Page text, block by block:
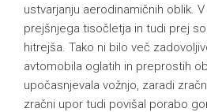
ustvarjanju aerodinamičnih oblik.
prejšnjega tisočletja in tudi prej
hitrejša. Tako ni bilo več
avtomobila oglatih in preprostih
upočasnjevala vožnjo, zaradi
zračni upor tudi povišal porabo